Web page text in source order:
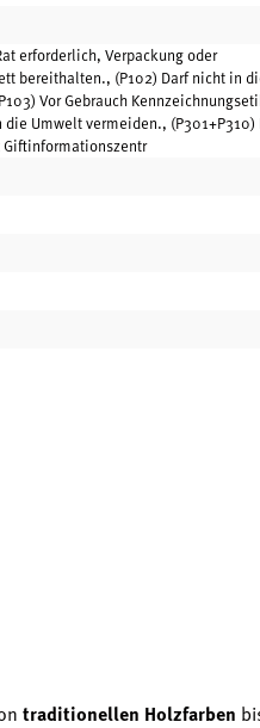
erforderlich, Verpackung oder
bereithalten., (P102) Darf nicht in
Vor Gebrauch
die Umwelt vermeiden., (P301+P310)
traditionellen Holzfarben